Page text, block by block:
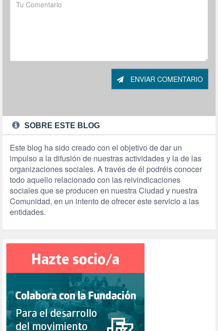
ENVIAR COMENTARIO
SOBRE ESTE BLOG
Este blog ha sido creado con el objetivo de dar un
impulso a la difusión de nuestras actividades y la de las
organizaciones sociales. A través de él podréis conocer
todo aquello relacionado con las reivindicaciones
sociales que se producen en nuestra Ciudad y nuestra
Comunidad, en un intento de ofrecer este servicio a las
entidades.